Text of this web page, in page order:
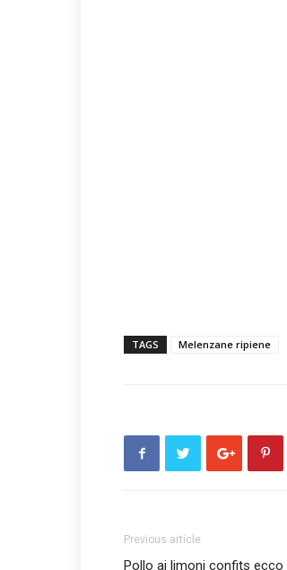
TAGS Melenzane ripiene
Previous article
Pollo ai limoni confits ecco